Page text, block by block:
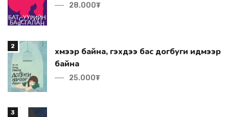
28.000₮
2
байна
25.000₮
3